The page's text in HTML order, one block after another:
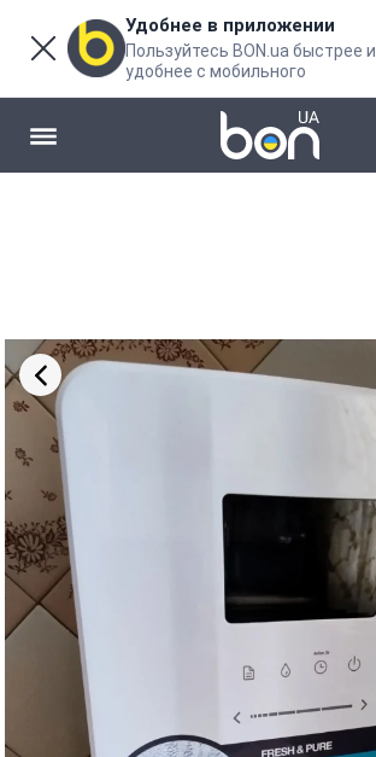
Удобнее в приложении
Пользуйтесь BON.ua быстрее и
удобнее с мобильного